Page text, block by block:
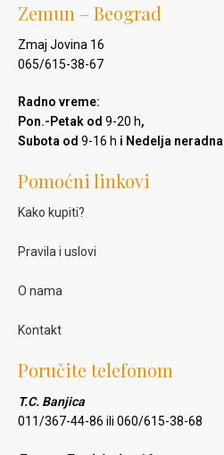
Zemun – Beograd
Zmaj Jovina 16
065/615-38-67
Radno vreme:
Pon.-Petak od 9-20 h,
Subota od 9-16 h i Nedelja neradna
Pomoćni linkovi
Kako kupiti?
Pravila i uslovi
O nama
Kontakt
Poručite telefonom
T.C. Banjica
011/367-44-86 ili 060/615-38-68